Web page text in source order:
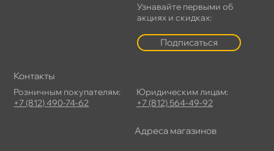
Узнавайте первыми о
акциях и скидках:
Подписаться
Контакты
Розничным покупателям:
+7 (812) 490-74-62
Юридическим лицам:
+7 (812) 564-49-92
Адреса магазино